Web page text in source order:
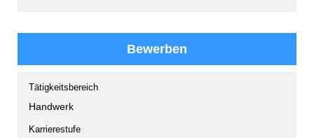
Bewerben
Tätigkeitsbereich
Handwerk
Karrierestufe